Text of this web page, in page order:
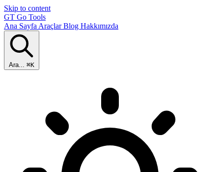
Skip to content
GT Go Tools
Ana Sayfa AraçlarBlog Hakkımızda
Ara... ⌘K